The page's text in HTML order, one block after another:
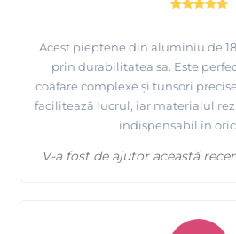
Acest pieptene din aluminiu de
prin durabilitatea sa. Este
coafare complexe și tunsori
facilitează lucrul, iar materialul
indispensabil în
V-a fost de ajutor această